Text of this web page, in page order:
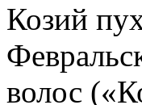
Козий
волос